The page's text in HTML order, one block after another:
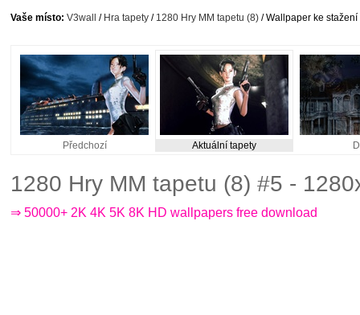
Vaše místo: V3wall / Hra tapety / 1280 Hry MM tapetu (8) / Wallpaper ke stažení
Předchozí Aktuální tapety
1280 Hry MM tapetu (8) #5 -
⇒ 50000+ 2K 4K 5K 8K HD wallpapers free download